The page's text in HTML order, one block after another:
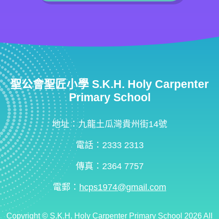
聖公會聖匠小學 S.K.H. Holy Carpenter
Primary School
地址：九龍土瓜灣貴州街14號
電話：2333 2313
傳真：2364 7757
電郵： hcps1974@gmail.com
Copyright © S.K.H. Holy Carpenter Primary School 2026 All